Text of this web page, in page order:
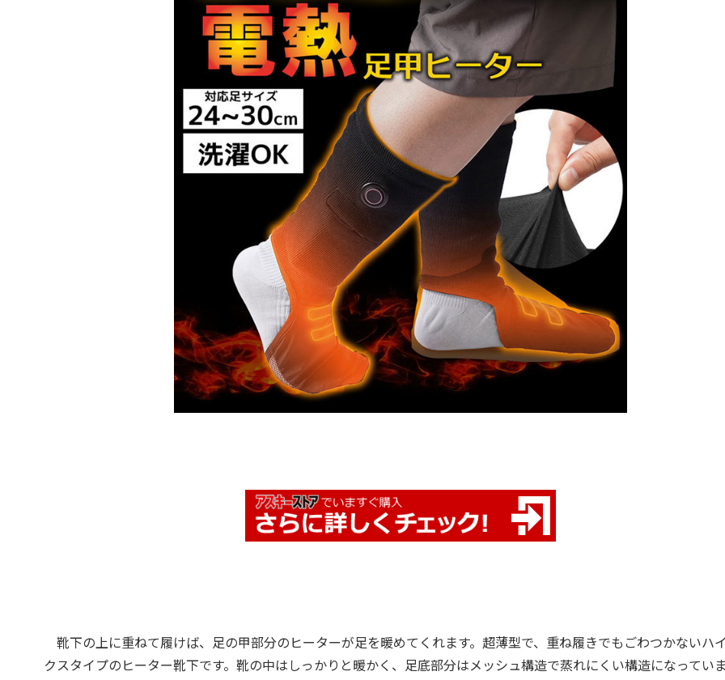
靴下の上に重ねて履けば、足の甲部分のヒーターが足を暖めてくれます。超薄型で、重ね履きでもごわつかないハ
クスタイプのヒーター靴下です。靴の中はしっかりと暖かく、足底部分はメッシュ構造で蒸れにくい構造になっていま